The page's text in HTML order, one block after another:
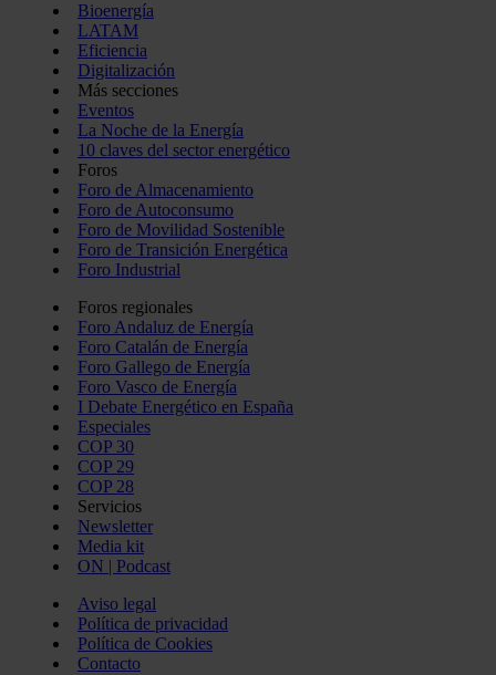
Bioenergía
LATAM
Eficiencia
Digitalización
Más secciones
Eventos
La Noche de la Energía
10 claves del sector energético
Foros
Foro de Almacenamiento
Foro de Autoconsumo
Foro de Movilidad Sostenible
Foro de Transición Energética
Foro Industrial
Foros regionales
Foro Andaluz de Energía
Foro Catalán de Energía
Foro Gallego de Energía
Foro Vasco de Energía
I Debate Energético en España
Especiales
COP 30
COP 29
COP 28
Servicios
Newsletter
Media kit
ON | Podcast
Aviso legal
Política de privacidad
Política de Cookies
Contacto